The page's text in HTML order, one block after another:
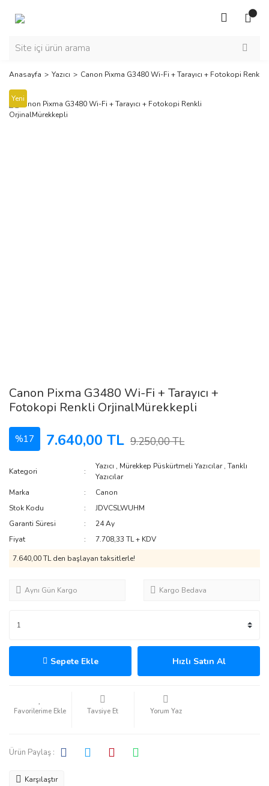
Anasayfa Yazıcı Canon Pixma G3480 Wi-Fi + Tarayıcı + Fotokopi Renkli
Yeni
Canon Pixma G3480 Wi-Fi + Tarayıcı +
Fotokopi Renkli OrjinalMürekkepli
%17 7.640,00 TL 9.250,00 TL
Kategori
Yazıcı, Mürekkep Püskürtmeli Yazıcılar,Tanklı
Yazıcılar
Marka
Canon
Stok Kodu
JDVCSLWUHM
Garanti Süresi
24 Ay
Fiyat
7.708,33 TL + KDV
7.640,00 TL den başlayan taksitlerle!
Aynı Gün Kargo Kargo Bedava
Sepete Ekle Hızlı Satın Al
Tavsiye Et Yorum Yaz
Ürün Paylaş :
Karşılaştır